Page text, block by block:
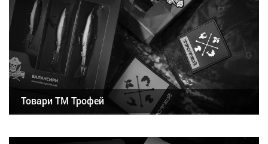
Товари ТМ Трофей